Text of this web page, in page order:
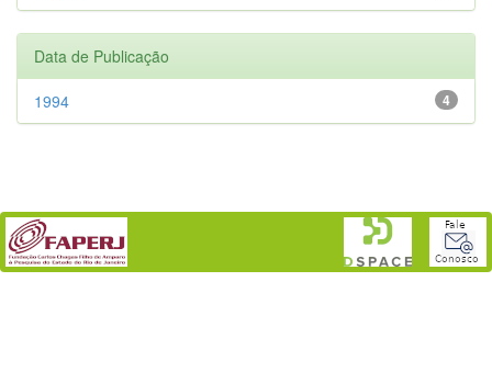
Data de Publicação
4
1994